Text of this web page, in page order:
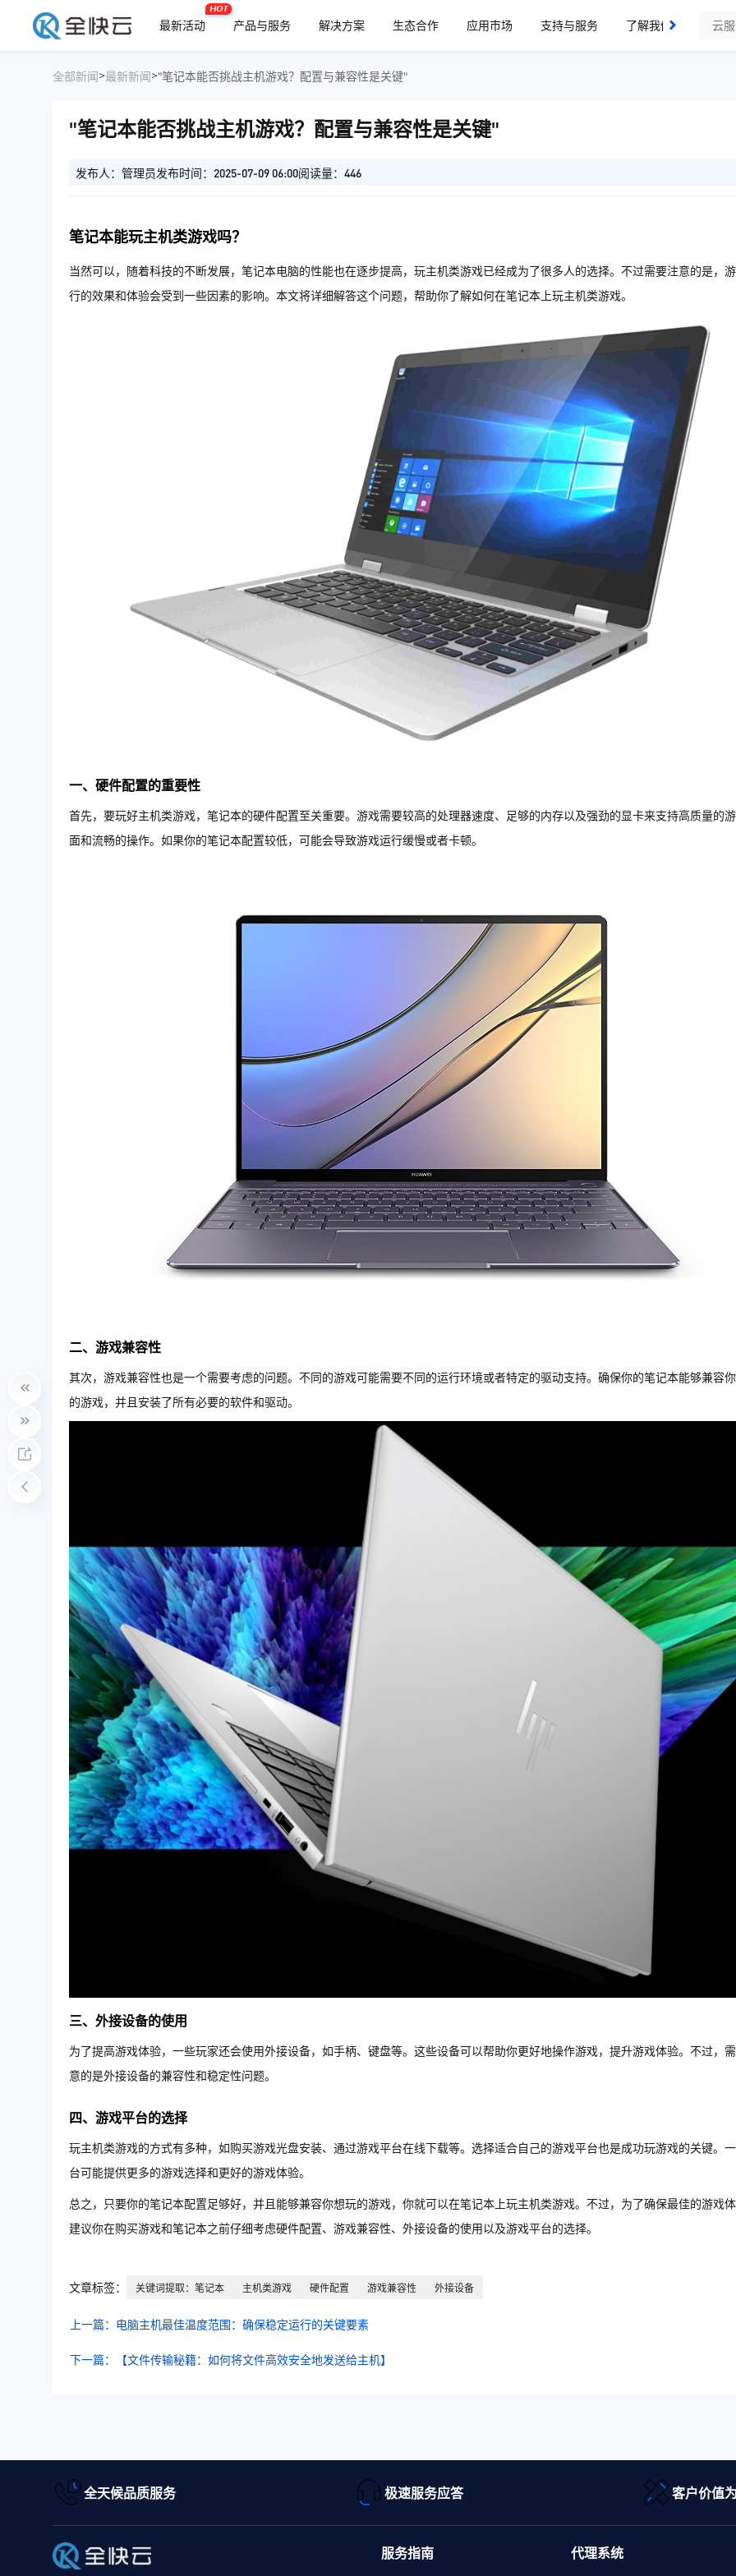
最新活动
HOT
产品与服务 解决方案 生态合作 应用市场 支持与服务 了解我们
全部新闻>最新新闻>"笔记本能否挑战主机游戏？配置与兼容性是关键"
"笔记本能否挑战主机游戏？配置与兼容性是关键"
发布人：管理员发布时间：2025-07-09 06:00阅读量：446
笔记本能玩主机类游戏吗？
当然可以，随着科技的不断发展，笔记本电脑的性能也在逐步提高，玩主机类游戏已经成为了很多人的选择。不过需要注意的是，
行的效果和体验会受到一些因素的影响。本文将详细解答这个问题，帮助你了解如何在笔记本上玩主机类游戏。
一、硬件配置的重要性
首先，要玩好主机类游戏，笔记本的硬件配置至关重要。游戏需要较高的处理器速度、足够的内存以及强劲的显卡来支持高质量的
面和流畅的操作。如果你的笔记本配置较低，可能会导致游戏运行缓慢或者卡顿。
二、游戏兼容性
其次，游戏兼容性也是一个需要考虑的问题。不同的游戏可能需要不同的运行环境或者特定的驱动支持。确保你的笔记本能够兼容
的游戏，并且安装了所有必要的软件和驱动。
三、外接设备的使用
为了提高游戏体验，一些玩家还会使用外接设备，如手柄、键盘等。这些设备可以帮助你更好地操作游戏，提升游戏体验。不过，
意的是外接设备的兼容性和稳定性问题。
四、游戏平台的选择
玩主机类游戏的方式有多种，如购买游戏光盘安装、通过游戏平台在线下载等。选择适合自己的游戏平台也是成功玩游戏的关键。
台可能提供更多的游戏选择和更好的游戏体验。
总之，只要你的笔记本配置足够好，并且能够兼容你想玩的游戏，你就可以在笔记本上玩主机类游戏。不过，为了确保最佳的游戏
建议你在购买游戏和笔记本之前仔细考虑硬件配置、游戏兼容性、外接设备的使用以及游戏平台的选择。
文章标签： 关键词提取：笔记本 主机类游戏 硬件配置 游戏兼容性 外接设备
上一篇：电脑主机最佳温度范围：确保稳定运行的关键要素
下一篇：【文件传输秘籍：如何将文件高效安全地发送给主机】
全天候品质服务 极速服务应答 客户价值
服务指南 代理系统